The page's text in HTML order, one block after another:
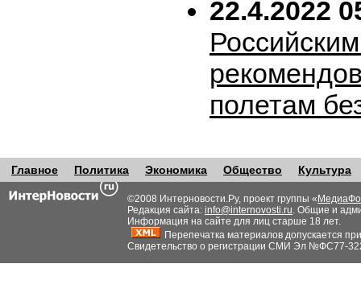
22.4.2022
полетам
Главное Политика Экономика Общество Культура
©2008 Интерновости.Ру, проект группы «
Редакция сайта: info@internovosti.ru. Общие и
Информация на сайте для лиц старше 18 лет.
Перепечатка материалов допускается
Свидетельство о регистрации СМИ Эл №ФС77-